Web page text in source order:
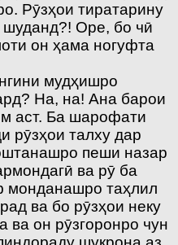
Рӯзҳои тиратарину
Оре, бо чӣ
он ҳама ногуфта
мудҳишро
На, на! Ана барои
аст. Ба шарофати
рӯзҳои талху дар
пеши назар
ва рӯ ба
монданашро таҳлил
ва бо рӯзҳои неку
ва он рӯзгоронро чун